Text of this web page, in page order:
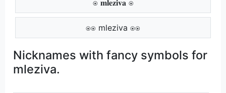
⍟ 𝐦𝐥𝐞𝐳𝐢𝐯𝐚 ⍟
⍟⍟ mleziva ⍟⍟
Nicknames with fancy symbols for
mleziva.